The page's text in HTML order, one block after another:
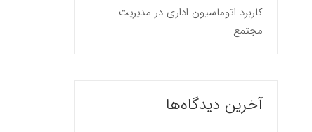
کاربرد اتوماسیون اداری در مدیریت
مجتمع
آخرین دیدگاه‌ها